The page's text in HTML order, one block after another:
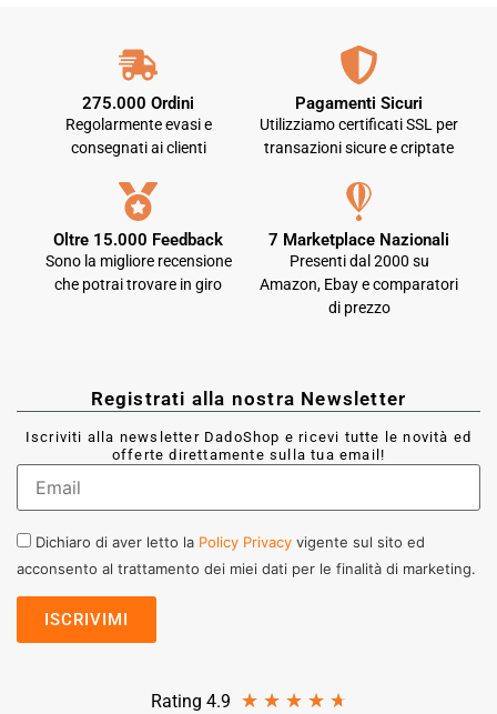
275.000 Ordini
Regolarmente evasi e
consegnati ai clienti
Pagamenti Sicuri
Utilizziamo certificati SSL per
transazioni sicure e criptate
Oltre 15.000 Feedback
Sono la migliore recensione
che potrai trovare in giro
7 Marketplace Nazionali
Presenti dal 2000 su
Amazon, Ebay e comparatori
di prezzo
Registrati alla nostra Newsletter
Iscriviti alla newsletter DadoShop e ricevi tutte le novità ed
offerte direttamente sulla tua email!
Dichiaro di aver letto la Policy Privacy vigente sul sito ed
acconsento al trattamento dei miei dati per le finalità di marketing.
Rating 4.9 ★ ★ ★ ★ ★